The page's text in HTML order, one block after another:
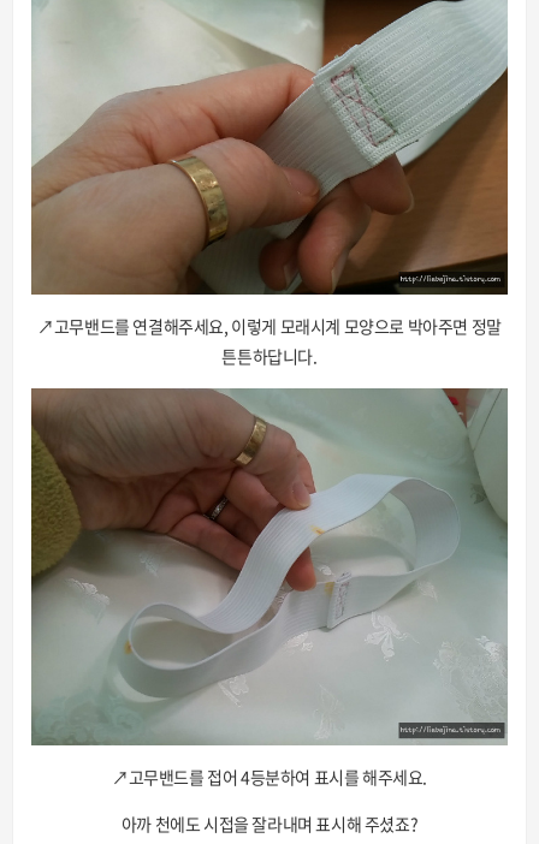
↗고무밴드를 연결해주세요, 이렇게 모래시계 모양으로 박아주면 정말
튼튼하답니다.
↗고무밴드를 접어 4등분하여 표시를 해주세요.
아까 천에도 시접을 잘라내며 표시해 주셨죠?